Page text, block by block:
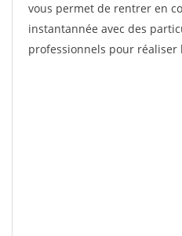
vous permet de rentrer en
instantannée avec des
professionnels pour réaliser